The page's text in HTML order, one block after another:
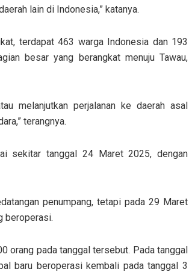
lain di Indonesia,” katanya.
terdapat 463 warga Indonesia dan 193
besar yang berangkat menuju Tawau,
melanjutkan perjalanan ke daerah asal
terangnya.
sekitar tanggal 24 Maret 2025, dengan
penumpang, tetapi pada 29 Maret
beroperasi.
orang pada tanggal tersebut. Pada tanggal
baru beroperasi kembali pada tanggal 3